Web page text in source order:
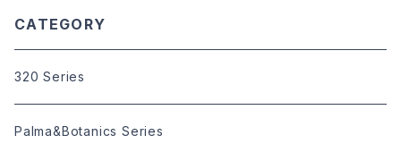
CATEGORY
320 Series
Palma&Botanics Series